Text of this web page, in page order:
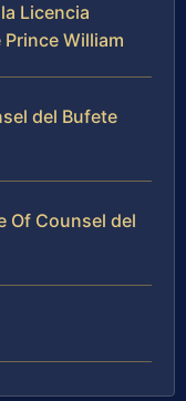
Licencia
William
del Bufete
Of Counsel del